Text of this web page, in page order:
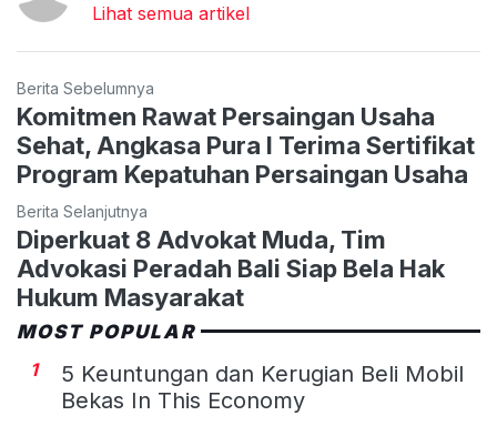
Lihat semua artikel
Berita Sebelumnya
Komitmen Rawat Persaingan Usaha
Sehat, Angkasa Pura I Terima Sertifikat
Program Kepatuhan Persaingan Usaha
Berita Selanjutnya
Diperkuat 8 Advokat Muda, Tim
Advokasi Peradah Bali Siap Bela Hak
Hukum Masyarakat
MOST POPULAR
1
5 Keuntungan dan Kerugian Beli Mobil
Bekas In This Economy